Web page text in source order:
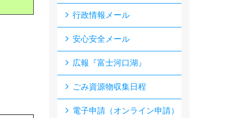
行政情報メール
安心安全メール
広報『富士河口湖』
ごみ資源物収集日程
電子申請（オンライン申請）